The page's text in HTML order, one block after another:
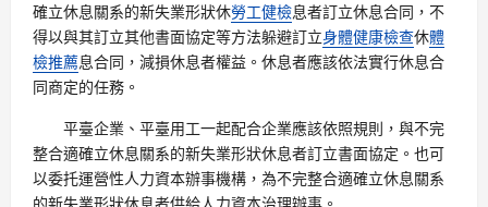
確立休息關系的新失業形狀休勞工健檢息者訂立休息合同，不
得以與其訂立其他書面協定等方法躲避訂立身體健康檢查休體
檢推薦息合同，減損休息者權益。休息者應該依法實行休息合
同商定的任務。
平臺企業、平臺用工一起配合企業應該依照規則，與不完
整合適確立休息關系的新失業形狀休息者訂立書面協定。也可
以委托運營性人力資本辦事機構，為不完整合適確立休息關系